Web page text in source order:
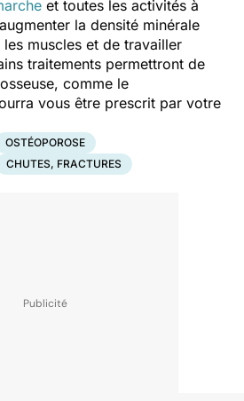
et toutes les activités à
la densité minérale
muscles et de travailler
traitements permettront de
comme le
vous être prescrit par votre
OSTÉOPOROSE
CHUTES, FRACTURES